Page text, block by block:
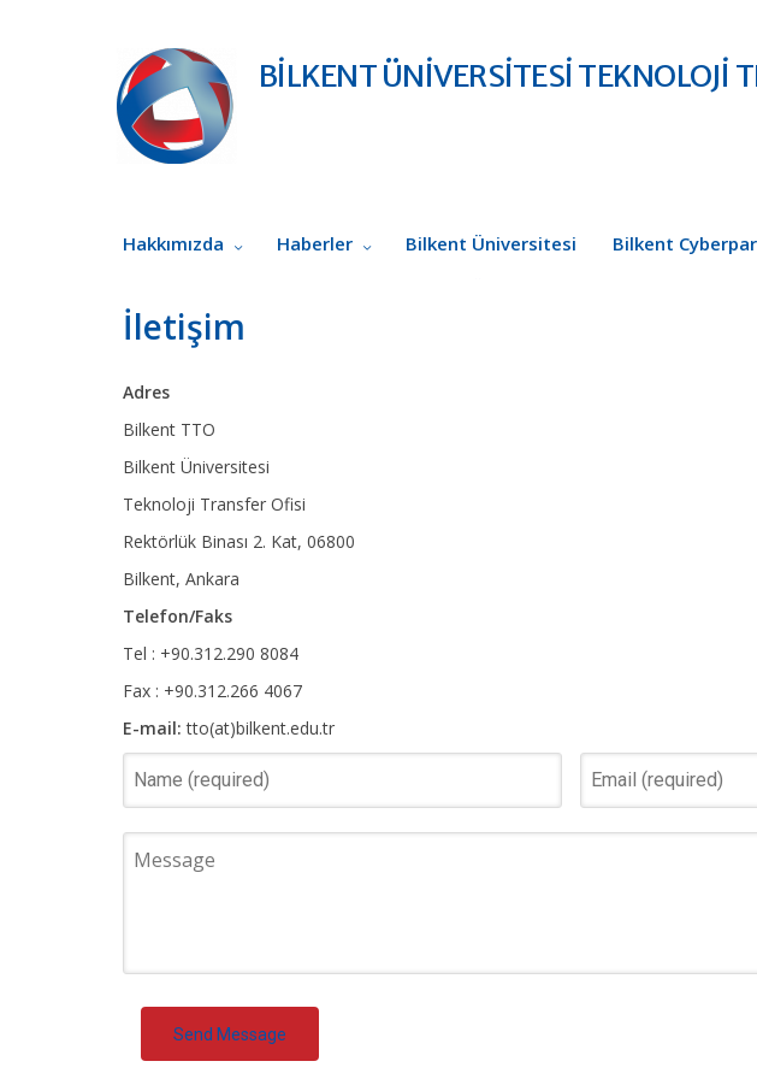
BİLKENT ÜNİVERSİTESİ TEKNOLOJİ
Hakkımızda Haberler Bilkent Üniversitesi Bilkent
İletişim
Adres
Bilkent TTO
Bilkent Üniversitesi
Teknoloji Transfer Ofisi
Rektörlük Binası 2. Kat, 06800
Bilkent, Ankara
Telefon/Faks
Tel : +90.312.290 8084
Fax : +90.312.266 4067
E-mail:tto(at)bilkent.edu.tr